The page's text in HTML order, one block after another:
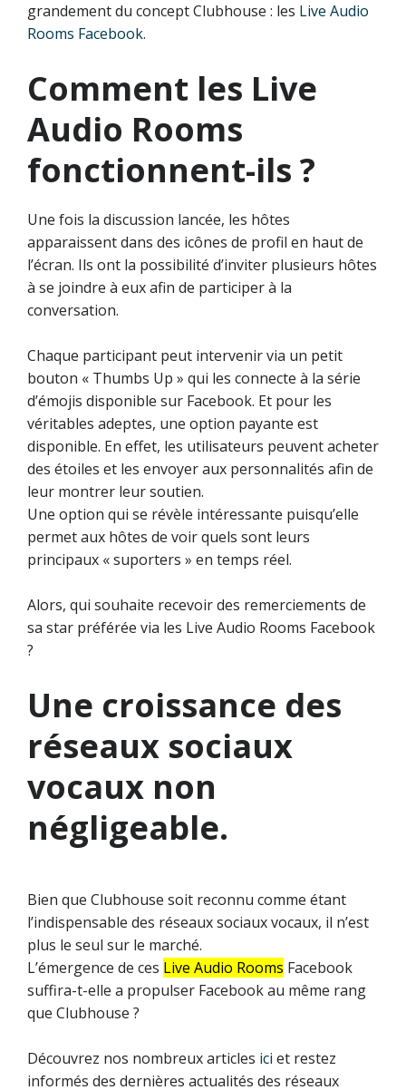
grandement du concept Clubhouse : les Live Audio
Rooms Facebook.
Comment les Live
Audio Rooms
fonctionnent-ils ?
Une fois la discussion lancée, les hôtes
apparaissent dans des icônes de profil en haut de
l’écran. Ils ont la possibilité d’inviter plusieurs hôtes
à se joindre à eux afin de participer à la
conversation.
Chaque participant peut intervenir via un petit
bouton « Thumbs Up » qui les connecte à la série
d’émojis disponible sur Facebook. Et pour les
véritables adeptes, une option payante est
disponible. En effet, les utilisateurs peuvent acheter
des étoiles et les envoyer aux personnalités afin de
leur montrer leur soutien.
Une option qui se révèle intéressante puisqu’elle
permet aux hôtes de voir quels sont leurs
principaux « suporters » en temps réel.
Alors, qui souhaite recevoir des remerciements de
sa star préférée via les Live Audio Rooms Facebook
?
Une croissance des
réseaux sociaux
vocaux non
négligeable.
Bien que Clubhouse soit reconnu comme étant
l’indispensable des réseaux sociaux vocaux, il n’est
plus le seul sur le marché.
L’émergence de ces Live Audio Rooms Facebook
suffira-t-elle a propulser Facebook au même rang
que Clubhouse ?
Découvrez nos nombreux articles ici et restez
informés des dernières actualités des réseaux